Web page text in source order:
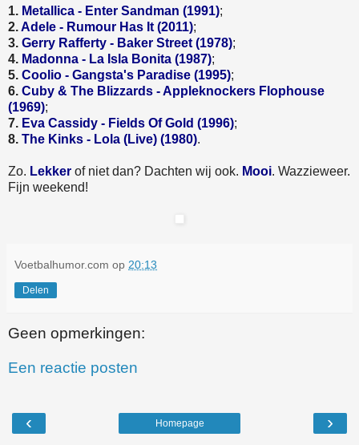
1. Metallica - Enter Sandman (1991);
2.Adele - Rumour Has It (2011);
3. Gerry Rafferty - Baker Street (1978);
4. Madonna - La Isla Bonita (1987);
5. Coolio - Gangsta's Paradise (1995);
6. Cuby & The Blizzards - Appleknockers Flophouse
(1969);
7. Eva Cassidy - Fields Of Gold (1996);
8. The Kinks - Lola (Live) (1980).
Zo. Lekker of niet dan? Dachten wij ook. Mooi. Wazzieweer.
Fijn weekend!
Voetbalhumor.com op 20:13
Delen
Geen opmerkingen:
Een reactie posten
‹ ›
Homepage